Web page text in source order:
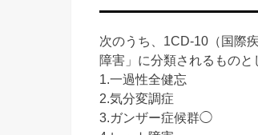
次のうち、1CD-10（国際
障害」に分類されるものと
1.一過性全健忘
2.気分変調症
3.ガンザー症候群◯